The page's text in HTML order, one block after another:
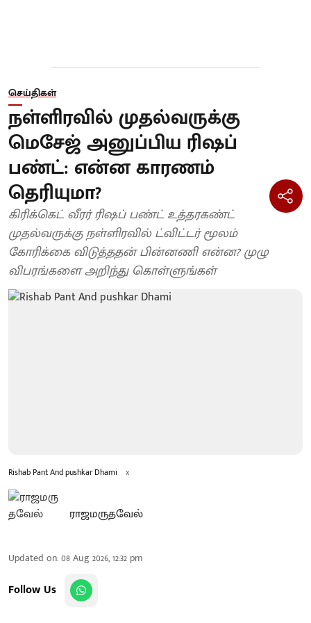
செய்திகள்
நள்ளிரவில் முதல்வருக்கு
மெசேஜ் அனுப்பிய ரிஷப்
பண்ட்: என்ன காரணம்
தெரியுமா?
கிரிக்கெட் வீரர் ரிஷப் பண்ட் உத்தரகண்ட்
முதல்வருக்கு நள்ளிரவில் ட்விட்டர் மூலம்
கோரிக்கை விடுத்ததன் பின்னணி என்ன? முழு
விபரங்களை அறிந்து கொள்ளுங்கள்
Rishab Pant And pushkar Dhami x
ராஜமருதவேல்
Updated on:08 Aug 2026, 12:32 pm
Follow Us